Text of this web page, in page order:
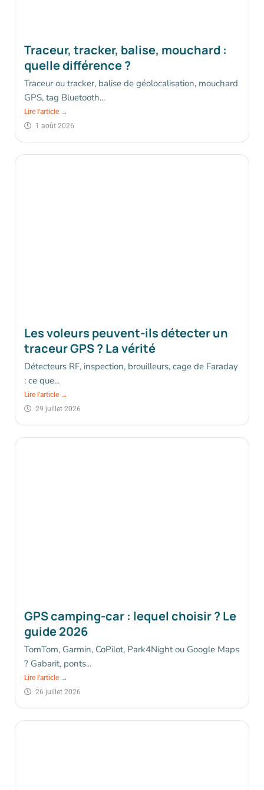
Traceur, tracker, balise, mouchard :
quelle différence ?
Traceur ou tracker, balise de géolocalisation, mouchard
GPS, tag Bluetooth...
Lire l'article →
1 août 2026
Les voleurs peuvent-ils détecter un
traceur GPS ? La vérité
Détecteurs RF, inspection, brouilleurs, cage de Faraday
: ce que...
Lire l'article →
29 juillet 2026
GPS camping-car : lequel choisir ? Le
guide 2026
TomTom, Garmin, CoPilot, Park4Night ou Google Maps
? Gabarit, ponts...
Lire l'article →
26 juillet 2026